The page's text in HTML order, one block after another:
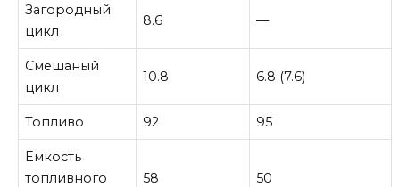
Загородный
цикл
8.6 —
Смешаный
цикл
10.8 6.8 (7.6)
Топливо 92 95
Ёмкость
топливного
58 50